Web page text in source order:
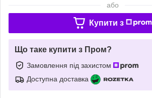
або
Купити з
Що таке купити з Пром?
Замовлення під захистом
Доступна доставка